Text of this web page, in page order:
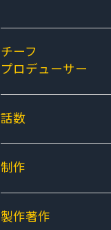
チーフ
プロデューサー
話数
制作
製作著作